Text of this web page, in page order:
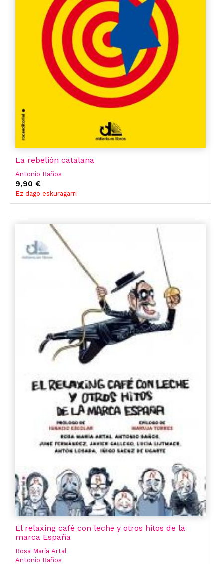
La rebelión catalana
Antonio Baños
9,90 €
Ez dago eskuragarri
El relaxing café con leche y otros hitos de la
marca España
Rosa María Artal
Antonio Baños